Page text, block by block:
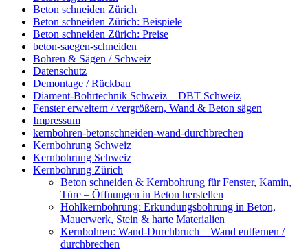
Beton schneiden Zürich
Beton schneiden Zürich: Beispiele
Beton schneiden Zürich: Preise
beton-saegen-schneiden
Bohren & Sägen / Schweiz
Datenschutz
Demontage / Rückbau
Diament-Bohrtechnik Schweiz – DBT Schweiz
Fenster erweitern / vergrößern, Wand & Beton sägen
Impressum
kernbohren-betonschneiden-wand-durchbrechen
Kernbohrung Schweiz
Kernbohrung Schweiz
Kernbohrung Zürich
Beton schneiden & Kernbohrung für Fenster, Kamin,
Türe – Öffnungen in Beton herstellen
Hohlkernbohrung: Erkundungsbohrung in Beton,
Mauerwerk, Stein & harte Materialien
Kernbohren: Wand-Durchbruch – Wand entfernen /
durchbrechen